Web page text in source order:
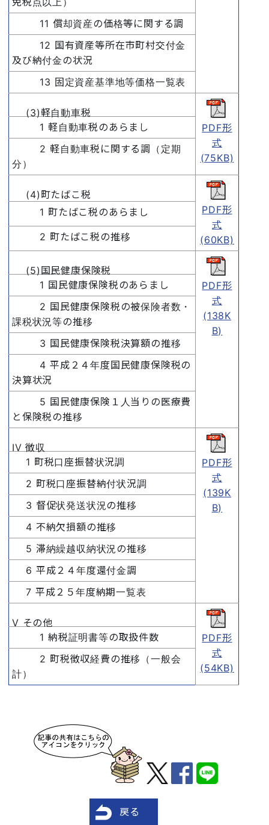
11 償却資産の価格等に関する調
12 国有資産等所在市町村交付金
及び納付金の状況
13 固定資産基準地等価格一覧表
(3)軽自動車税
PDF形
式
(75KB)
1 軽自動車税のあらまし
2 軽自動車税に関する調（定期
分）
(4)町たばこ税
PDF形
式
(60KB)
1 町たばこ税のあらまし
2 町たばこ税の推移
(5)国民健康保険税
PDF形
式
(138K
B)
1 国民健康保険税のあらまし
2 国民健康保険税の被保険者数・
課税状況等の推移
3 国民健康保険税決算額の推移
4 平成２４年度国民健康保険税の
決算状況
5 国民健康保険１人当りの医療費
と保険税の推移
IV 徴収
PDF形
式
(139K
B)
1 町税口座振替状況調
2 町税口座振替納付状況調
3 督促状発送状況の推移
4 不納欠損額の推移
5 滞納繰越収納状況の推移
6 平成２４年度還付金調
7 平成２５年度納期一覧表
V その他
PDF形
式
(54KB)
1 納税証明書等の取扱件数
2 町税徴収経費の推移（一般会
計）
戻る